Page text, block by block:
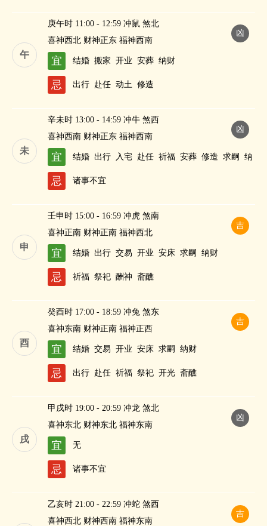
午
凶
庚午时 11:00 - 12:59 冲鼠 煞北
喜神西北 财神正东 福神西南
宜 结婚 搬家 开业 安葬 纳财
忌 出行 赴任 动土 修造
未
凶
辛未时 13:00 - 14:59 冲牛 煞西
喜神西南 财神正东 福神西南
宜 结婚 出行 入宅 赴任 祈福 安葬 修造 求嗣
纳
财
忌 诸事不宜
申
吉
壬申时 15:00 - 16:59 冲虎 煞南
喜神正南 财神正南 福神西北
宜 结婚 出行 交易 开业 安床 求嗣 纳财
忌 祈福 祭祀 酬神 斋醮
酉
吉
癸酉时 17:00 - 18:59 冲兔 煞东
喜神东南 财神正南 福神正西
宜 结婚 交易 开业 安床 求嗣 纳财
忌 出行 赴任 祈福 祭祀 开光 斋醮
戌
凶
甲戌时 19:00 - 20:59 冲龙 煞北
喜神东北 财神东北 福神东南
宜 无
忌 诸事不宜
吉
乙亥时 21:00 - 22:59 冲蛇 煞西
喜神西北 财神西南 福神东南